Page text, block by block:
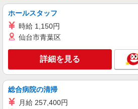
正社員
株式会社HITOWA フードサービスカンパニ
福祉施設での調理師
シニアフォレスト湘
東真土2丁目5-10）
キープ
ホールスタッフ
時給 1,150円
仙台市青葉区
詳細を見る
総合病院の清掃
月給 257,400円